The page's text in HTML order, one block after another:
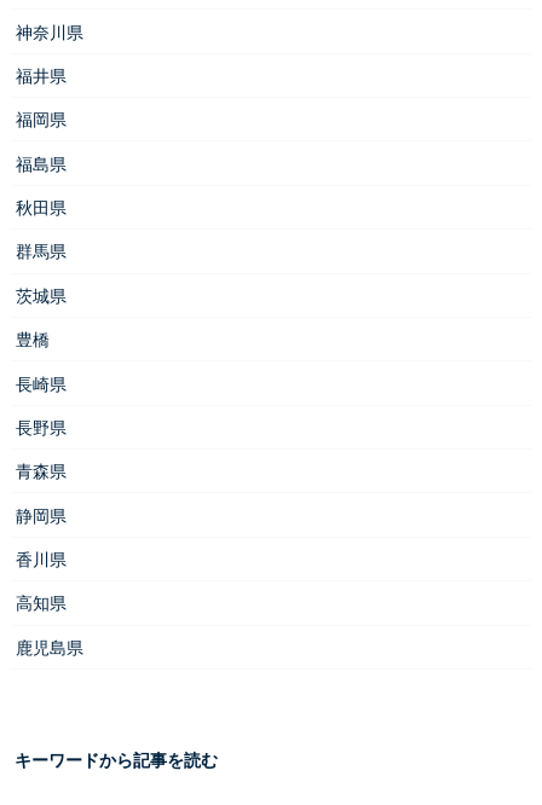
神奈川県
福井県
福岡県
福島県
秋田県
群馬県
茨城県
豊橋
長崎県
長野県
青森県
静岡県
香川県
高知県
鹿児島県
キーワードから記事を読む